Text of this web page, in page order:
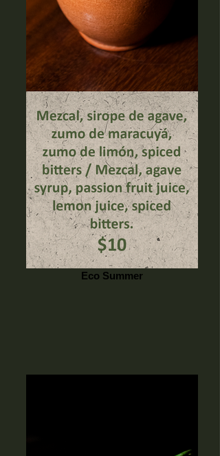
Eco Summer